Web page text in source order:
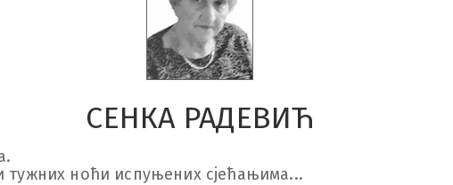
СЕНКА РАДЕВИЋ
тужних ноћи испуњених сјећањима...